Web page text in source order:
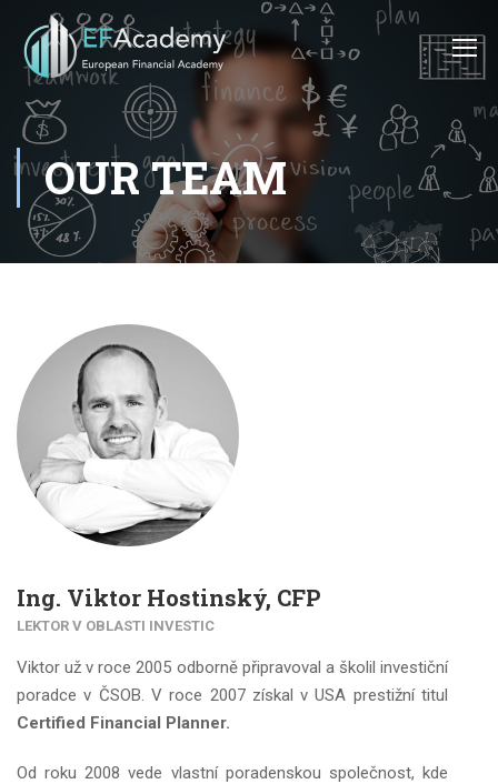
OUR TEAM
Ing. Viktor Hostinský, CFP
LEKTOR V OBLASTI INVESTIC
Viktor už v roce 2005 odborně připravoval a školil investiční
poradce v ČSOB. V roce 2007 získal v USA prestižní titul
Certified Financial Planner.
Od roku 2008 vede vlastní poradenskou společnost, kde